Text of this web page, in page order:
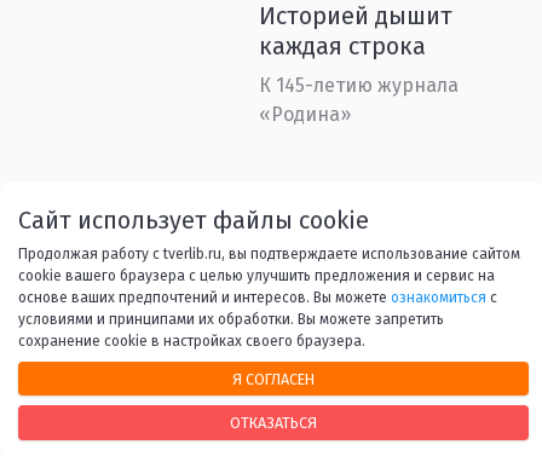
Историей дышит
каждая строка
К 145-летию журнала
«Родина»
Назад 1 ... 10 11
13 14 ... 45 Вперед
Сайт использует файлы cookie
Продолжая работу с tverlib.ru, вы подтверждаете использование сайтом
cookie вашего браузера с целью улучшить предложения и сервис на
основе ваших предпочтений и интересов. Вы можете ознакомиться с
условиями и принципами их обработки. Вы можете запретить
сохранение cookie в настройках своего браузера.
Я СОГЛАСЕН
ОТКАЗАТЬСЯ